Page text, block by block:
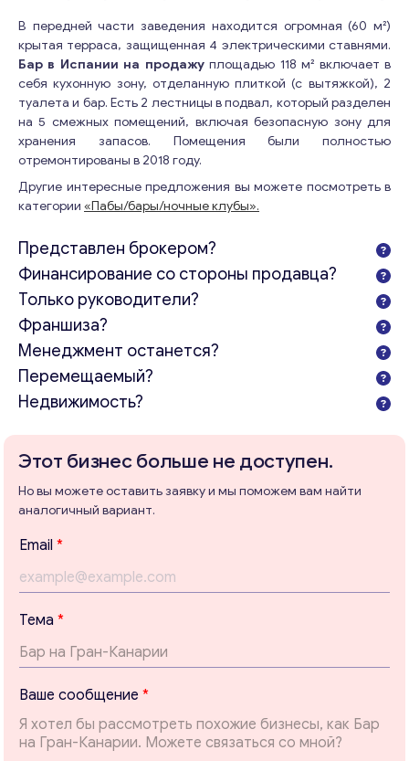
ближайшее время.
В передней части заведения находится огромная (60 м²)
крытая терраса, защищенная 4 электрическими ставнями.
Бар в Испании на продажуплощадью 118 м² включает в
себя кухонную зону, отделанную плиткой (с вытяжкой), 2
туалета и бар. Есть 2 лестницы в подвал, который разделен
на 5 смежных помещений, включая безопасную зону для
хранения запасов. Помещения были полностью
отремонтированы в 2018 году.
Другие интересные предложения вы можете посмотреть в
категории «Пабы/бары/ночные клубы».
Представлен брокером?
Финансирование со стороны продавца?
Только руководители?
Франшиза?
Менеджмент останется?
Перемещаемый?
Недвижимость?
Этот бизнес больше не доступен.
Но вы можете оставить заявку и мы поможем вам найти
аналогичный вариант.
Email *
Тема *
E
m
a
i
Ваше сообщение *